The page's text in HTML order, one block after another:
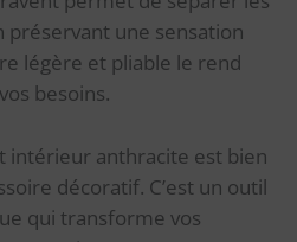
préservant une sensation
légère et pliable le rend
besoins.
intérieur anthracite est bien
décoratif. C’est un outil
qui transforme vos